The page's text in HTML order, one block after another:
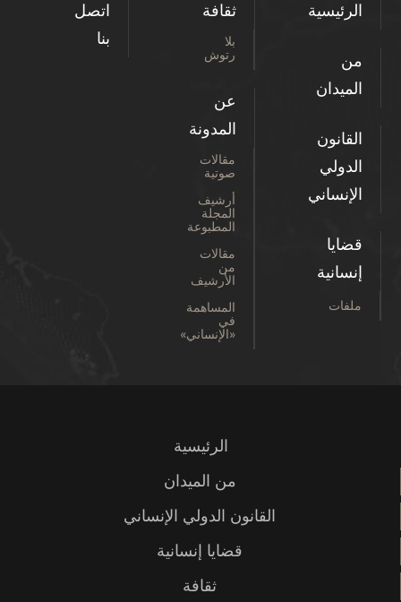
الرئيسية
من
الميدان
القانون
الدولي
الإنساني
قضايا
إنسانية
ملفات
ثقافة
بلا
رتوش
عن
المدونة
مقالات
صوتية
أرشيف
المجلة
المطبوعة
مقالات
من
الأرشيف
المساهمة
في
«الإنساني»
اتصل
بنا
الرئيسية
من الميدان
القانون الدولي الإنساني
قضايا إنسانية
ثقافة